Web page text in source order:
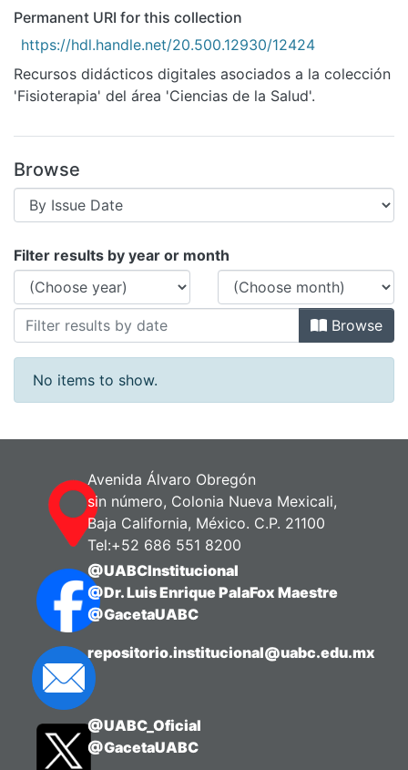
Permanent URI for this collection
https://hdl.handle.net/20.500.12930/12424
Recursos didácticos digitales asociados a la colección
'Fisioterapia' del área 'Ciencias de la Salud'.
Browse
Browsing Fisioterapia by Issue Date
Filter results by year or month
Browse
No items to show.
Avenida Álvaro Obregón
sin número, Colonia Nueva Mexicali,
Baja California, México. C.P. 21100
Tel:+52 686 551 8200
@UABCInstitucional
@Dr. Luis Enrique PalaFox Maestre
@GacetaUABC
repositorio.institucional@uabc.edu.mx
@UABC_Oficial
@GacetaUABC